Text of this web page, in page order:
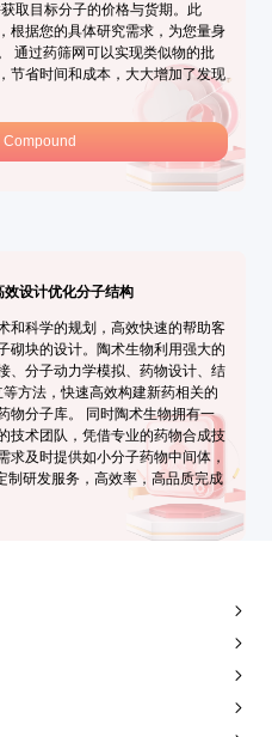
取目标分子的价格与货期。此
根据您的具体研究需求，为您量身
通过药筛网可以实现类似物的批
节省时间和成本，大大增加了发现
设计优化分子结构
和科学的规划，高效快速的帮助客
砌块的设计。陶术生物利用强大的
、分子动力学模拟、药物设计、结
方法，快速高效构建新药相关的
物分子库。 同时陶术生物拥有一
技术团队，凭借专业的药物合成技
求及时提供如小分子药物中间体，
制研发服务，高效率，高品质完成